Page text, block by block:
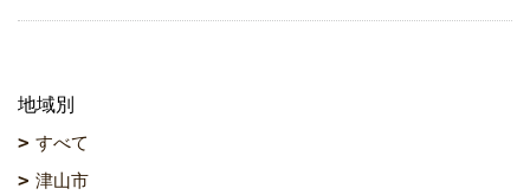
地域別
すべて
津山市